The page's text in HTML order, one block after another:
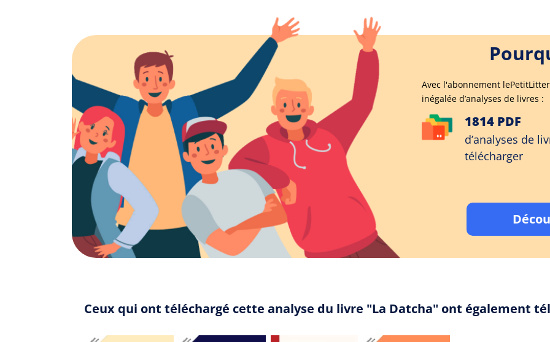
Avec l'abonnement
inégalée d’analyses de livres :
1814 PDF
d’analyses de
télécharger
Ceux qui ont téléchargé cette analyse du livre "La Datcha" ont également